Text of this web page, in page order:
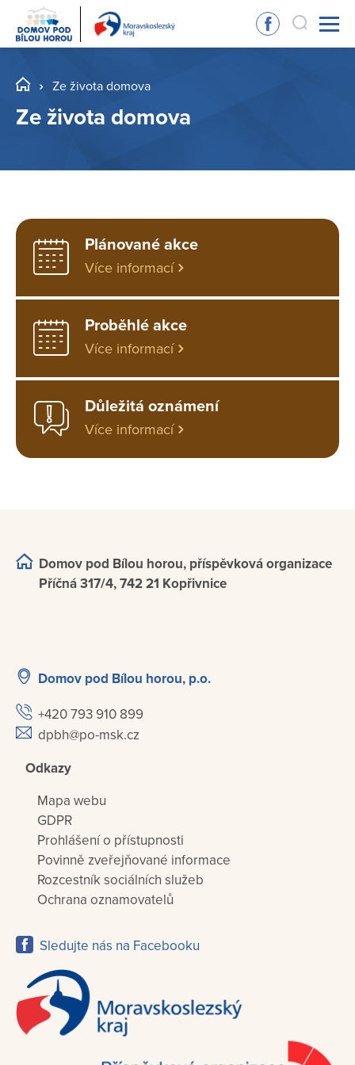
Ze života domova
Ze života domova
Plánované akce
Více informací
Proběhlé akce
Více informací
Důležitá oznámení
Více informací
Domov pod Bílou horou, příspěvková organizace
Příčná 317/4, 742 21 Kopřivnice
Domov pod Bílou horou, p.o.
+420 793 910 899
dpbh@po-msk.cz
Odkazy
Mapa webu
GDPR
Prohlášení o přístupnosti
Povinně zveřejňované informace
Rozcestník sociálních služeb
Ochrana oznamovatelů
Sledujte nás na Facebooku